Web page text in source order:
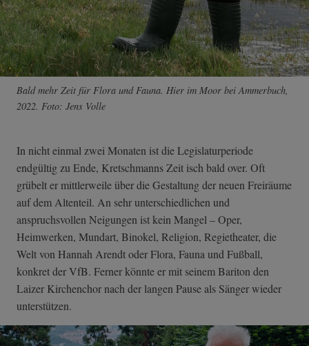
Bald mehr Zeit für Flora und Fauna. Hier im Moor bei Ammerbuch,
2022. Foto: Jens Volle
In nicht einmal zwei Monaten ist die Legislaturperiode
endgültig zu Ende, Kretschmanns Zeit isch bald over. Oft
grübelt er mittlerweile über die Gestaltung der neuen Freiräume
auf dem Altenteil. An sehr unterschiedlichen und
anspruchsvollen Neigungen ist kein Mangel – Oper,
Heimwerken, Mundart, Binokel, Religion, Regietheater, die
Welt von Hannah Arendt oder Flora, Fauna und Fußball,
konkret der VfB. Ferner könnte er mit seinem Bariton den
Laizer Kirchenchor nach der langen Pause als Sänger wieder
unterstützen.